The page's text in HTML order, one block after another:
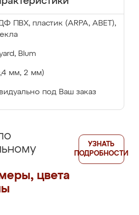
ПВХ, пластик (ARPA, ABET),
Blum
мм, 2 мм)
под Ваш заказ
цвета
УЗНАТЬ
ПОДРОБНОСТИ